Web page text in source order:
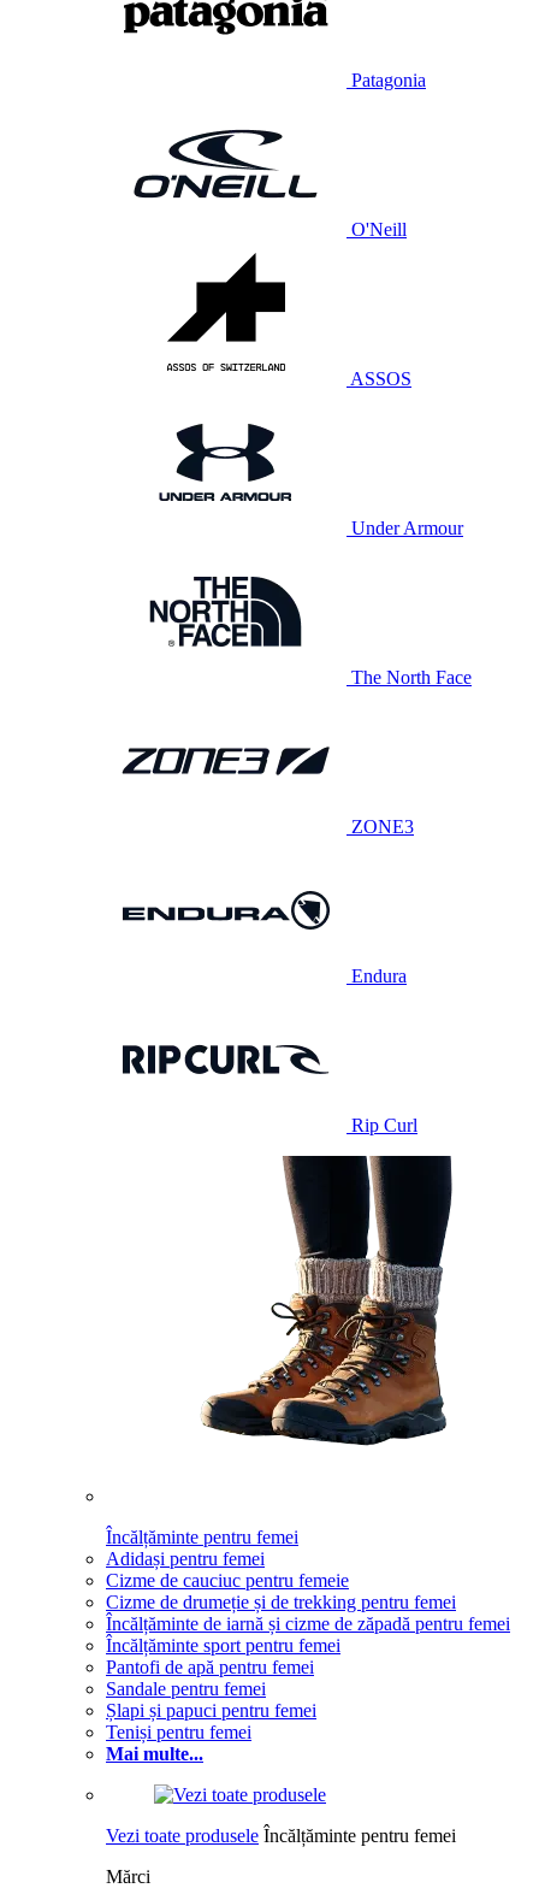
Patagonia
O'Neill
ASSOS
Under Armour
The North Face
ZONE3
Endura
Rip Curl
Încălțăminte pentru femei
Adidași pentru femei
Cizme de cauciuc pentru femeie
Cizme de drumeție și de trekking pentru femei
Încălțăminte de iarnă și cizme de zăpadă pentru femei
Încălțăminte sport pentru femei
Pantofi de apă pentru femei
Sandale pentru femei
Șlapi și papuci pentru femei
Teniși pentru femei
Mai multe...
Vezi toate produsele Încălțăminte pentru femei
Mărci